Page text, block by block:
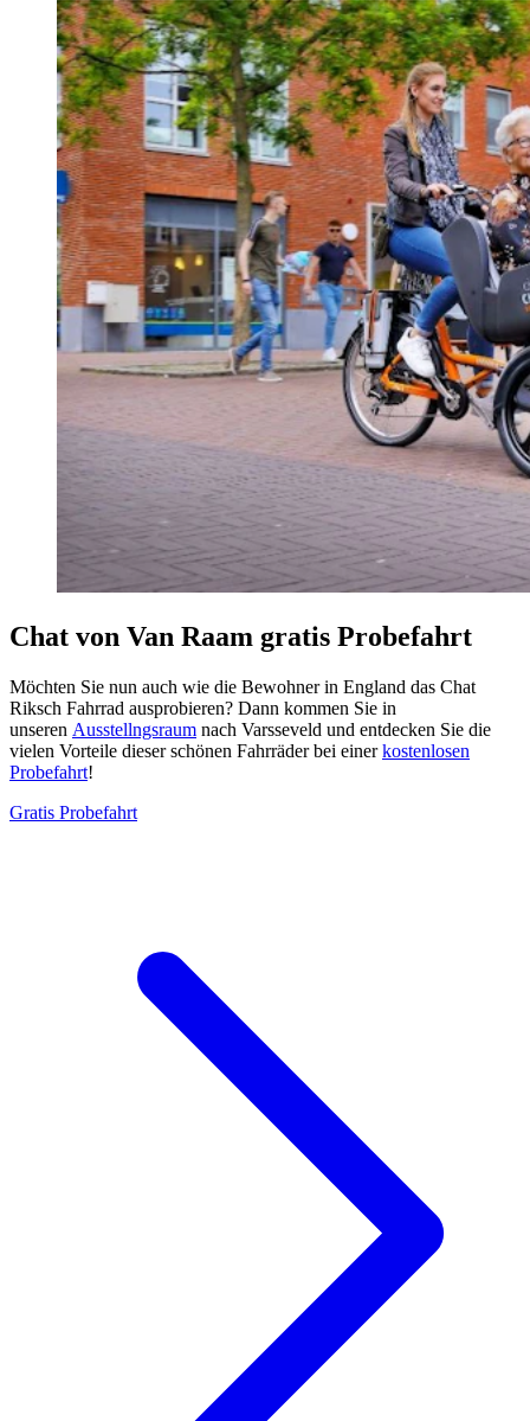
Chat von Van Raam gratis Probefahrt
Möchten Sie nun auch wie die Bewohner in England das Chat
Riksch Fahrrad ausprobieren? Dann kommen Sie in
unseren Ausstellngsraum nach Varsseveld und entdecken Sie die
vielen Vorteile dieser schönen Fahrräder bei einerkostenlosen
Probefahrt!
Gratis Probefahrt